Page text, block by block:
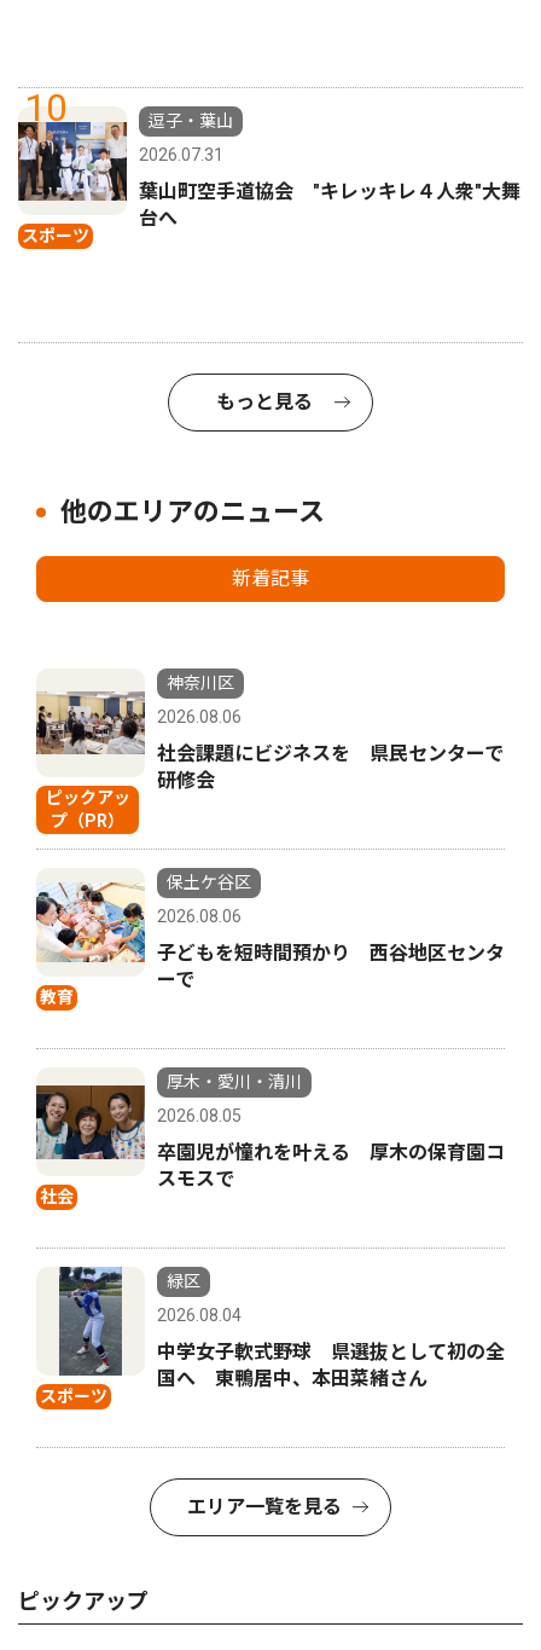
10
スポーツ
逗子・葉山
2026.07.31
葉山町空手道協会 "キレッキレ４人衆"大舞
台へ
もっと見る
他のエリアのニュース
新着記事
ピックアッ
プ（PR）
神奈川区
2026.08.06
社会課題にビジネスを 県民センターで
研修会
教育
保土ケ谷区
2026.08.06
子どもを短時間預かり 西谷地区センタ
ーで
社会
厚木・愛川・清川
2026.08.05
卒園児が憧れを叶える 厚木の保育園コ
スモスで
スポーツ
緑区
2026.08.04
中学女子軟式野球 県選抜として初の全
国へ 東鴨居中、本田菜緒さん
エリア一覧を見る
ピックアップ